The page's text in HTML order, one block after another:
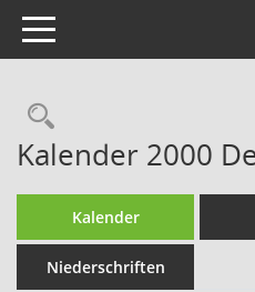
Toggle navigation
Kalender 2000
Kalender
Niederschriften